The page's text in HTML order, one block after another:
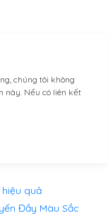
chúng tôi không
này. Nếu có liên kết
quả
Đầy Màu Sắc